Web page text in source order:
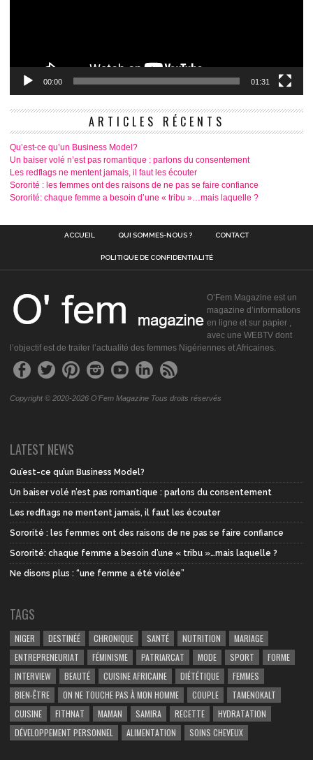
00:00 01:31
ARTICLES RÉCENTS
Qu’est-ce qu’un Business Model?
Un baiser volé n’est pas romantique : parlons du consentement
Les redflags ne mentent jamais, il faut les écouter
Sororité : les femmes ont des raisons de ne pas se faire confiance
Sororité: chaque femme a besoin d’une « tribu »…mais laquelle ?
ACCUEIL QUI SOMMES-NOUS ? CONTACT
POLITIQUE DE CONFIDENTIALITÉ
O’Fem Magazine est un
magazine d’informations
en ligne et sur papier ,
avec une WEBTV dont
l’objectif est de traiter l’actualité des femmes Nigériennes et Africaines.
Copyright © 2020-2026 O'Fem Magazine Tous droits réservés
LATEST NEWS
Qu’est-ce qu’un Business Model?
Un baiser volé n’est pas romantique : parlons du consentement
Les redflags ne mentent jamais, il faut les écouter
Sororité : les femmes ont des raisons de ne pas se faire confiance
Sororité: chaque femme a besoin d’une « tribu »…mais laquelle ?
Ne disons plus : “une femme a été violée”
TAGS
NIGER DESTINÉÉ CHRONIQUE SANTÉ NUTRITION
MARIAGE
ENTREPRENEURIAT
FÉMINISME PATRIARCAT MODE SPORT
FORME
INTERVIEW
BEAUTÉ CUISINE AFRICAINE DIÉTÉTIQUE
FEMMES
BIEN-ÊTRE
ON NE TOUCHE PAS À MON HOMME COUPLE
TAMENOKALT
CUISINE
FITHNAT MAMAN SAMIRA RECETTE
HYDRATATION
DÉVELOPPEMENT PERSONNEL
ALIMENTATION SOINS CHEVEUX